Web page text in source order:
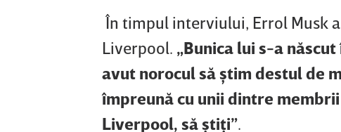
În timpul interviului, Errol Musk
Liverpool. „Bunica lui s-a
avut norocul să ştim destul de
împreună cu unii dintre
Liverpool, să ştiţi”.